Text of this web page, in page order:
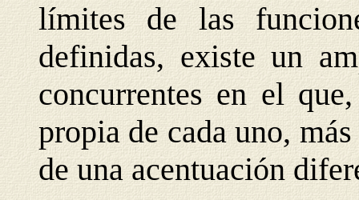
límites de las
definidas, existe un
concurrentes en el
propia de cada uno,
de una acentuación